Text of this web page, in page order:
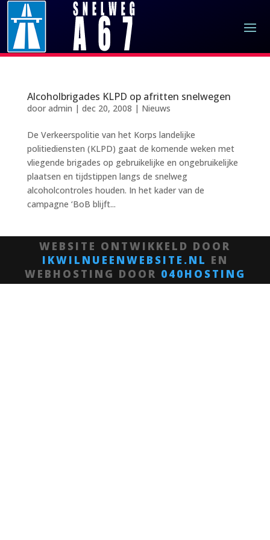
Alcoholbrigades KLPD op afritten snelwegen
door admin | dec 20, 2008 | Nieuws
De Verkeerspolitie van het Korps landelijke
politiediensten (KLPD) gaat de komende weken met
vliegende brigades op gebruikelijke en ongebruikelijke
plaatsen en tijdstippen langs de snelweg
alcoholcontroles houden. In het kader van de
campagne ‘BoB blijft...
WEBSITE ONTWIKKELD DOOR
IKWILNUEENWEBSITE.NL EN
WEBHOSTING DOOR 040HOSTING